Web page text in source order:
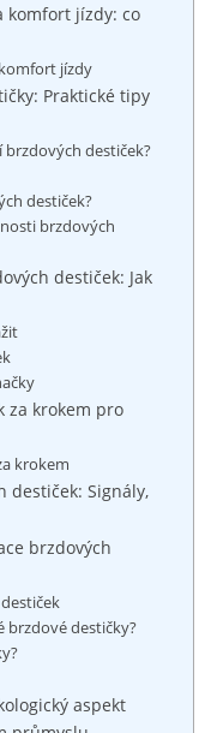
komfort jízdy: co
jízdy
Praktické tipy
destiček?
destiček?
brzdových
destiček: Jak
za krokem pro
krokem
destiček: Signály,
brzdových
brzdové destičky?
aspekt